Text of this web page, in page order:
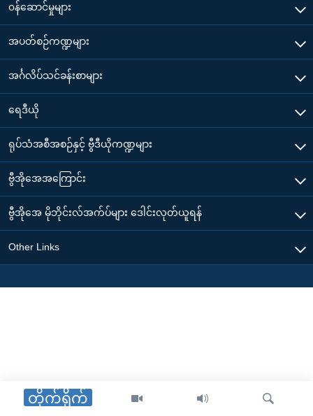
တိုက်ရိုက်
၀န်ဆောင်မှုများ
အပတ်စဉ်ကဏ္ဍများ
အင်္ဂလိပ်သင်ခန်းစာများ
ရေဒီယို
ရုပ်သံအစီအစဉ်နှင့် ဗွီဒီယိုကဏ္ဍများ
ဗွီအိုအေအကြောင်း
ဗွီအိုအေ မိုဘိုင်းလ်အက်ပ်များ ဒေါင်းလုတ်ယူရန်
Other Links